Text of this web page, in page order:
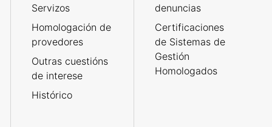
Servizos
Homologación de
provedores
Outras cuestións
de interese
Histórico
denuncias
Certificaciones
de Sistemas de
Gestión
Homologados